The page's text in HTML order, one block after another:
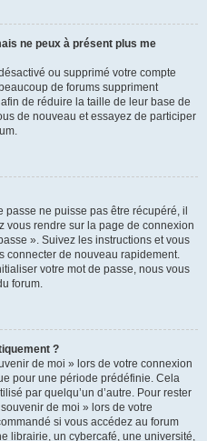
ne peux à présent plus me
ou supprimé votre compte
de forums suppriment
de réduire la taille de leur base de
de nouveau et essayez de participer
ne puisse pas être récupéré, il
vous rendre sur la page de connexion
». Suivez les instructions et vous
connecter de nouveau rapidement.
votre mot de passe, nous vous
forum.
?
de moi » lors de votre connexion
pour une période prédéfinie. Cela
par quelqu’un d’autre. Pour rester
de moi » lors de votre
si vous accédez au forum
librairie, un cybercafé, une université,